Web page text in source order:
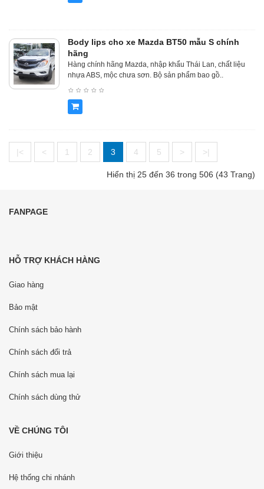
Body lips cho xe Mazda BT50 mẫu S chính
hãng
Hàng chính hãng Mazda, nhập khẩu Thái Lan, chất liệu
nhựa ABS, mộc chưa sơn. Bộ sản phẩm bao gồ..
|< < 1 2 3 4 5 > >|
Hiển thị 25 đến 36 trong 506 (43 Trang)
FANPAGE
HỖ TRỢ KHÁCH HÀNG
Giao hàng
Bảo mật
Chính sách bảo hành
Chính sách đổi trả
Chính sách mua lại
Chính sách dùng thử
VỀ CHÚNG TÔI
Giới thiệu
Hệ thống chi nhánh